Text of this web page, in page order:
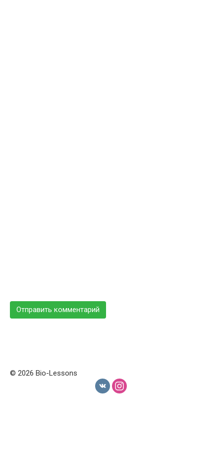
© 2026 Bio-Lessons